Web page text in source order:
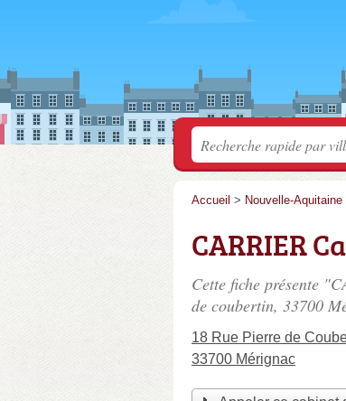
Accueil > Nouvelle-Aquitaine
CARRIER
Cette fiche présente
de coubertin, 33700
18 Rue Pierre de
33700 Mérignac